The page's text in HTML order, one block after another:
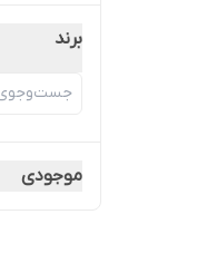
برند
موجودی